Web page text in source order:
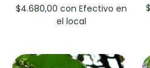
$4.680,00 con Efectivo en
el local